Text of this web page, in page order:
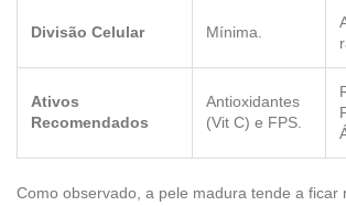
Divisão Celular Mínima.
Ativos
Recomendados
Antioxidantes
(Vit C) e FPS.
Como observado, a pele madura tende a ficar